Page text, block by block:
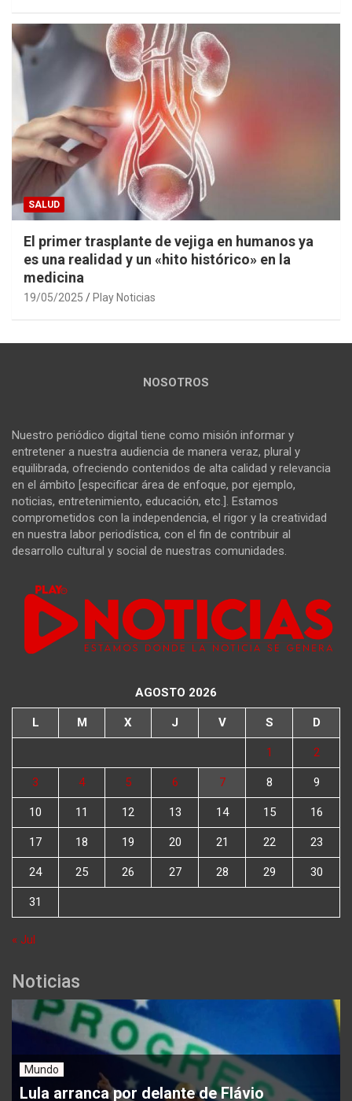
SALUD
El primer trasplante de vejiga en humanos ya
es una realidad y un «hito histórico» en la
medicina
19/05/2025 Play Noticias
NOSOTROS
Nuestro periódico digital tiene como misión informar y
entretener a nuestra audiencia de manera veraz, plural y
equilibrada, ofreciendo contenidos de alta calidad y relevancia
en el ámbito [especificar área de enfoque, por ejemplo,
noticias, entretenimiento, educación, etc.]. Estamos
comprometidos con la independencia, el rigor y la creatividad
en nuestra labor periodística, con el fin de contribuir al
desarrollo cultural y social de nuestras comunidades.
AGOSTO 2026
L M X J V S D
1 2
3 4 5 6 7 8 9
10 11 12 13 14 15 16
17 18 19 20 21 22 23
24 25 26 27 28 29 30
31
« Jul
Noticias
Mundo
Lula arranca por delante de Flávio